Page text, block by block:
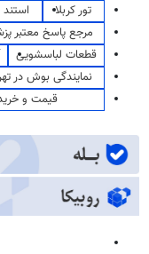
تور کربلا
مرجع پاسخ معتبر
قطعات لباسشویی
نمایندگی بوش در
قیمت و